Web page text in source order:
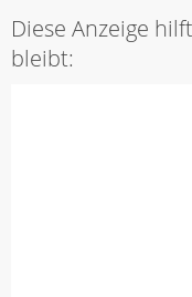
Diese Anzeige
bleibt: